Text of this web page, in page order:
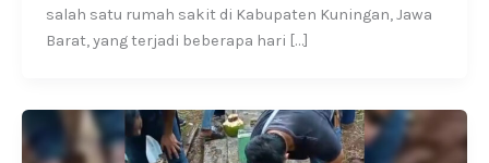
salah satu rumah sakit di Kabupaten Kuningan, Jawa
Barat, yang terjadi beberapa hari […]